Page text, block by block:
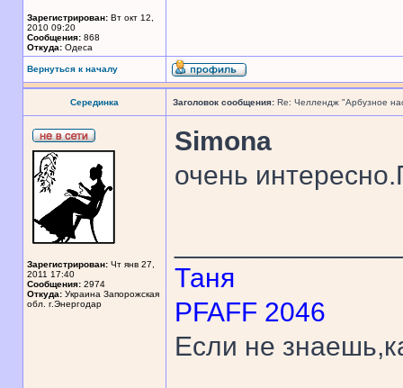
Зарегистрирован: Вт окт 12,
2010 09:20
Сообщения: 868
Откуда: Одеса
Вернуться к началу
Серединка Заголовок сообщения: Re: Челлендж "Арбузное
Зарегистрирован: Чт янв 27,
2011 17:40
Сообщения: 2974
Откуда: Украина Запорожская
обл. г.Энергодар
Simona
очень
Таня
PFAFF 2046
Если не